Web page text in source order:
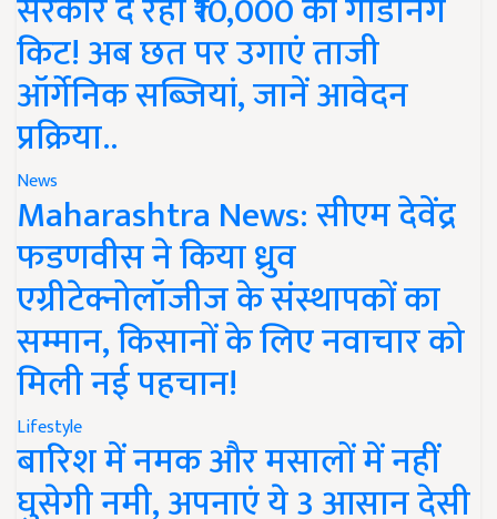
किट! अब छत पर उगाएं ताजी
ऑर्गेनिक सब्जियां, जानें आवेदन
प्रक्रिया..
News
Maharashtra News: सीएम देवेंद्र
फडणवीस ने किया ध्रुव
एग्रीटेक्नोलॉजीज के संस्थापकों का
सम्मान, किसानों के लिए नवाचार को
मिली नई पहचान!
Lifestyle
बारिश में नमक और मसालों में नहीं
घुसेगी नमी, अपनाएं ये 3 आसान देसी